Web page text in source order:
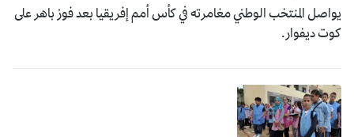
يواصل المنتخب الوطني مغامرته في كأس أمم إفريقيا بعد فوز باهر على
كوت ديفوار.